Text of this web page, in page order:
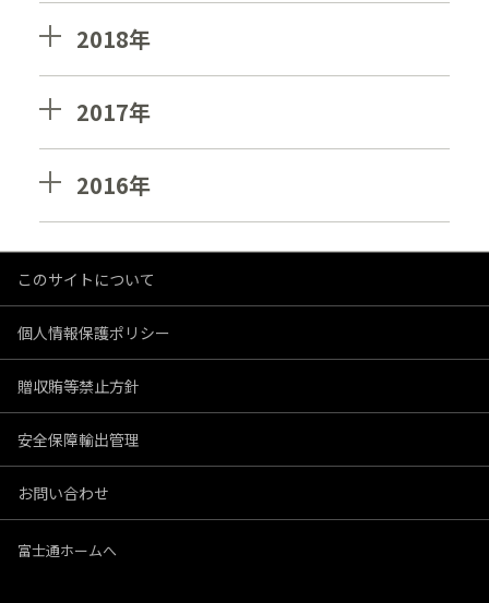
2018年
2017年
2016年
このサイトについて
個人情報保護ポリシー
贈収賄等禁止方針
安全保障輸出管理
お問い合わせ
富士通ホームへ